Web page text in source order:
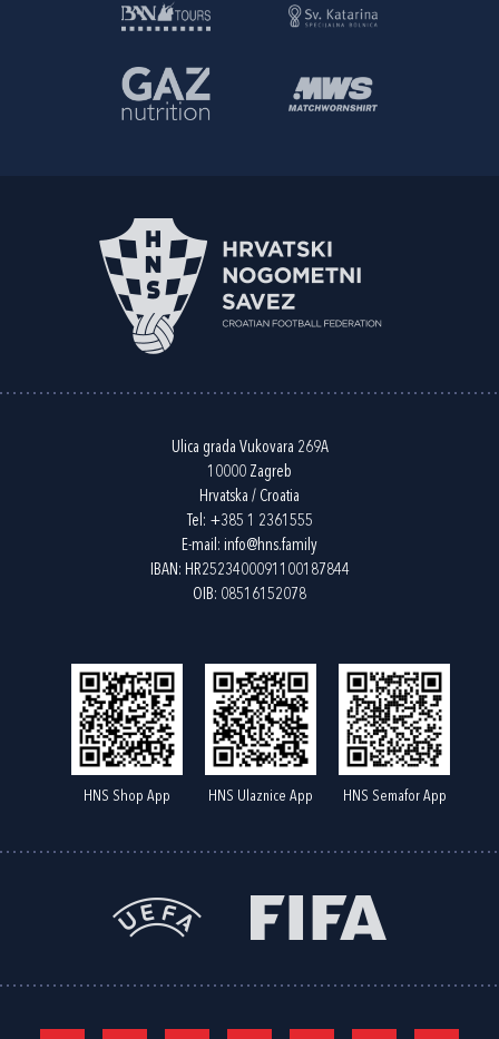
Ulica grada Vukovara 269A
10000 Zagreb
Hrvatska / Croatia
Tel: +385 1 2361555
E-mail: info@hns.family
IBAN: HR2523400091100187844
OIB: 08516152078
HNS Shop App HNS Ulaznice App HNS Semafor App